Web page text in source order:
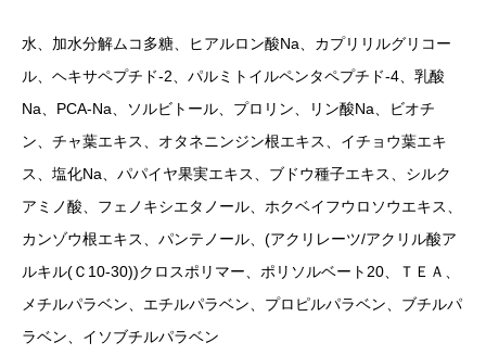
水、加水分解ムコ多糖、ヒアルロン酸Na、カプリリルグリコー
ル、ヘキサペプチド-2、パルミトイルペンタペプチド-4、乳酸
Na、PCA-Na、ソルビトール、プロリン、リン酸Na、ビオチ
ン、チャ葉エキス、オタネニンジン根エキス、イチョウ葉エキ
ス、塩化Na、パパイヤ果実エキス、ブドウ種子エキス、シルク
アミノ酸、フェノキシエタノール、ホクベイフウロソウエキス、
カンゾウ根エキス、パンテノール、(アクリレーツ/アクリル酸ア
ルキル(Ｃ10-30))クロスポリマー、ポリソルベート20、ＴＥＡ、
メチルパラベン、エチルパラベン、プロピルパラベン、ブチルパ
ラベン、イソブチルパラベン